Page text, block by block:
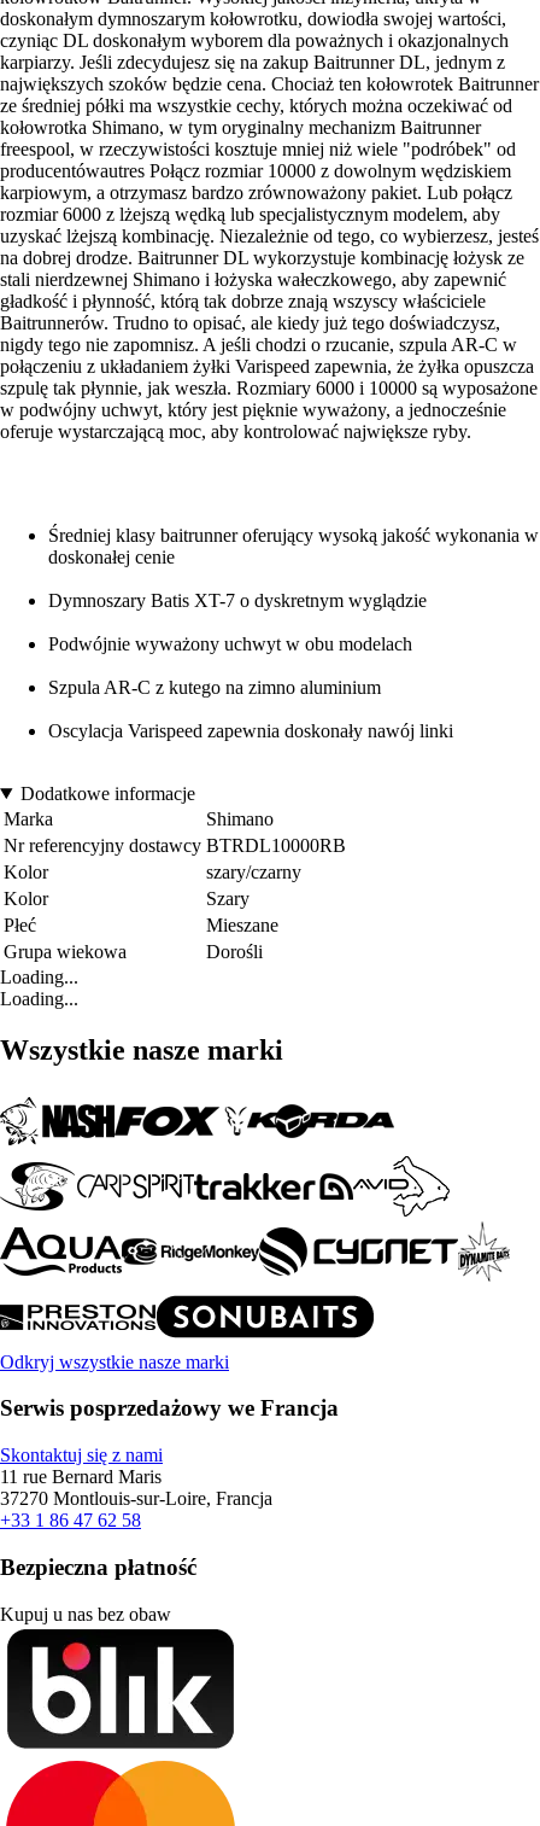
doskonałym dymnoszarym kołowrotku, dowiodła swojej wartości,
czyniąc DL doskonałym wyborem dla poważnych i okazjonalnych
karpiarzy. Jeśli zdecydujesz się na zakup Baitrunner DL, jednym z
największych szoków będzie cena. Chociaż ten kołowrotek Baitrunner
ze średniej półki ma wszystkie cechy, których można oczekiwać od
kołowrotka Shimano, w tym oryginalny mechanizm Baitrunner
freespool, w rzeczywistości kosztuje mniej niż wiele "podróbek" od
producentówautres Połącz rozmiar 10000 z dowolnym wędziskiem
karpiowym, a otrzymasz bardzo zrównoważony pakiet. Lub połącz
rozmiar 6000 z lżejszą wędką lub specjalistycznym modelem, aby
uzyskać lżejszą kombinację. Niezależnie od tego, co wybierzesz, jesteś
na dobrej drodze. Baitrunner DL wykorzystuje kombinację łożysk ze
stali nierdzewnej Shimano i łożyska wałeczkowego, aby zapewnić
gładkość i płynność, którą tak dobrze znają wszyscy właściciele
Baitrunnerów. Trudno to opisać, ale kiedy już tego doświadczysz,
nigdy tego nie zapomnisz. A jeśli chodzi o rzucanie, szpula AR-C w
połączeniu z układaniem żyłki Varispeed zapewnia, że żyłka opuszcza
szpulę tak płynnie, jak weszła. Rozmiary 6000 i 10000 są wyposażone
w podwójny uchwyt, który jest pięknie wyważony, a jednocześnie
oferuje wystarczającą moc, aby kontrolować największe ryby.
Średniej klasy baitrunner oferujący wysoką jakość wykonania w
doskonałej cenie
Dymnoszary Batis XT-7 o dyskretnym wyglądzie
Podwójnie wyważony uchwyt w obu modelach
Szpula AR-C z kutego na zimno aluminium
Oscylacja Varispeed zapewnia doskonały nawój linki
Dodatkowe informacje
Marka
Shimano
Nr referencyjny dostawcy BTRDL10000RB
Kolor
szary/czarny
Kolor
Szary
Płeć
Mieszane
Grupa wiekowa
Dorośli
Loading...
Loading...
Wszystkie nasze marki
Odkryj wszystkie nasze marki
Serwis posprzedażowy we Francja
Skontaktuj się z nami
11 rue Bernard Maris
37270 Montlouis-sur-Loire, Francja
+33 1 86 47 62 58
Bezpieczna płatność
Kupuj u nas bez obaw